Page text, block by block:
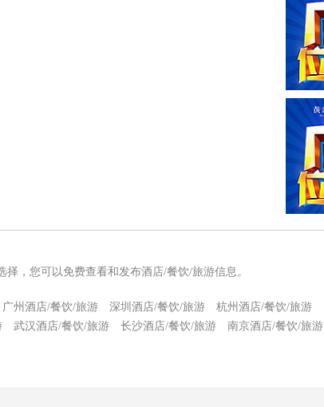
，您可以免费查看和发布酒店/餐饮/旅游信息。
广州酒店/餐饮/旅游 深圳酒店/餐饮/旅游
杭州酒店/餐饮/旅游
武汉酒店/餐饮/旅游 长沙酒店/餐饮/旅游
南京酒店/餐饮/旅游